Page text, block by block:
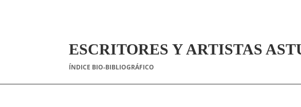
ESCRITORES Y ARTISTAS
ÍNDICE BIO-BIBLIOGRÁFICO